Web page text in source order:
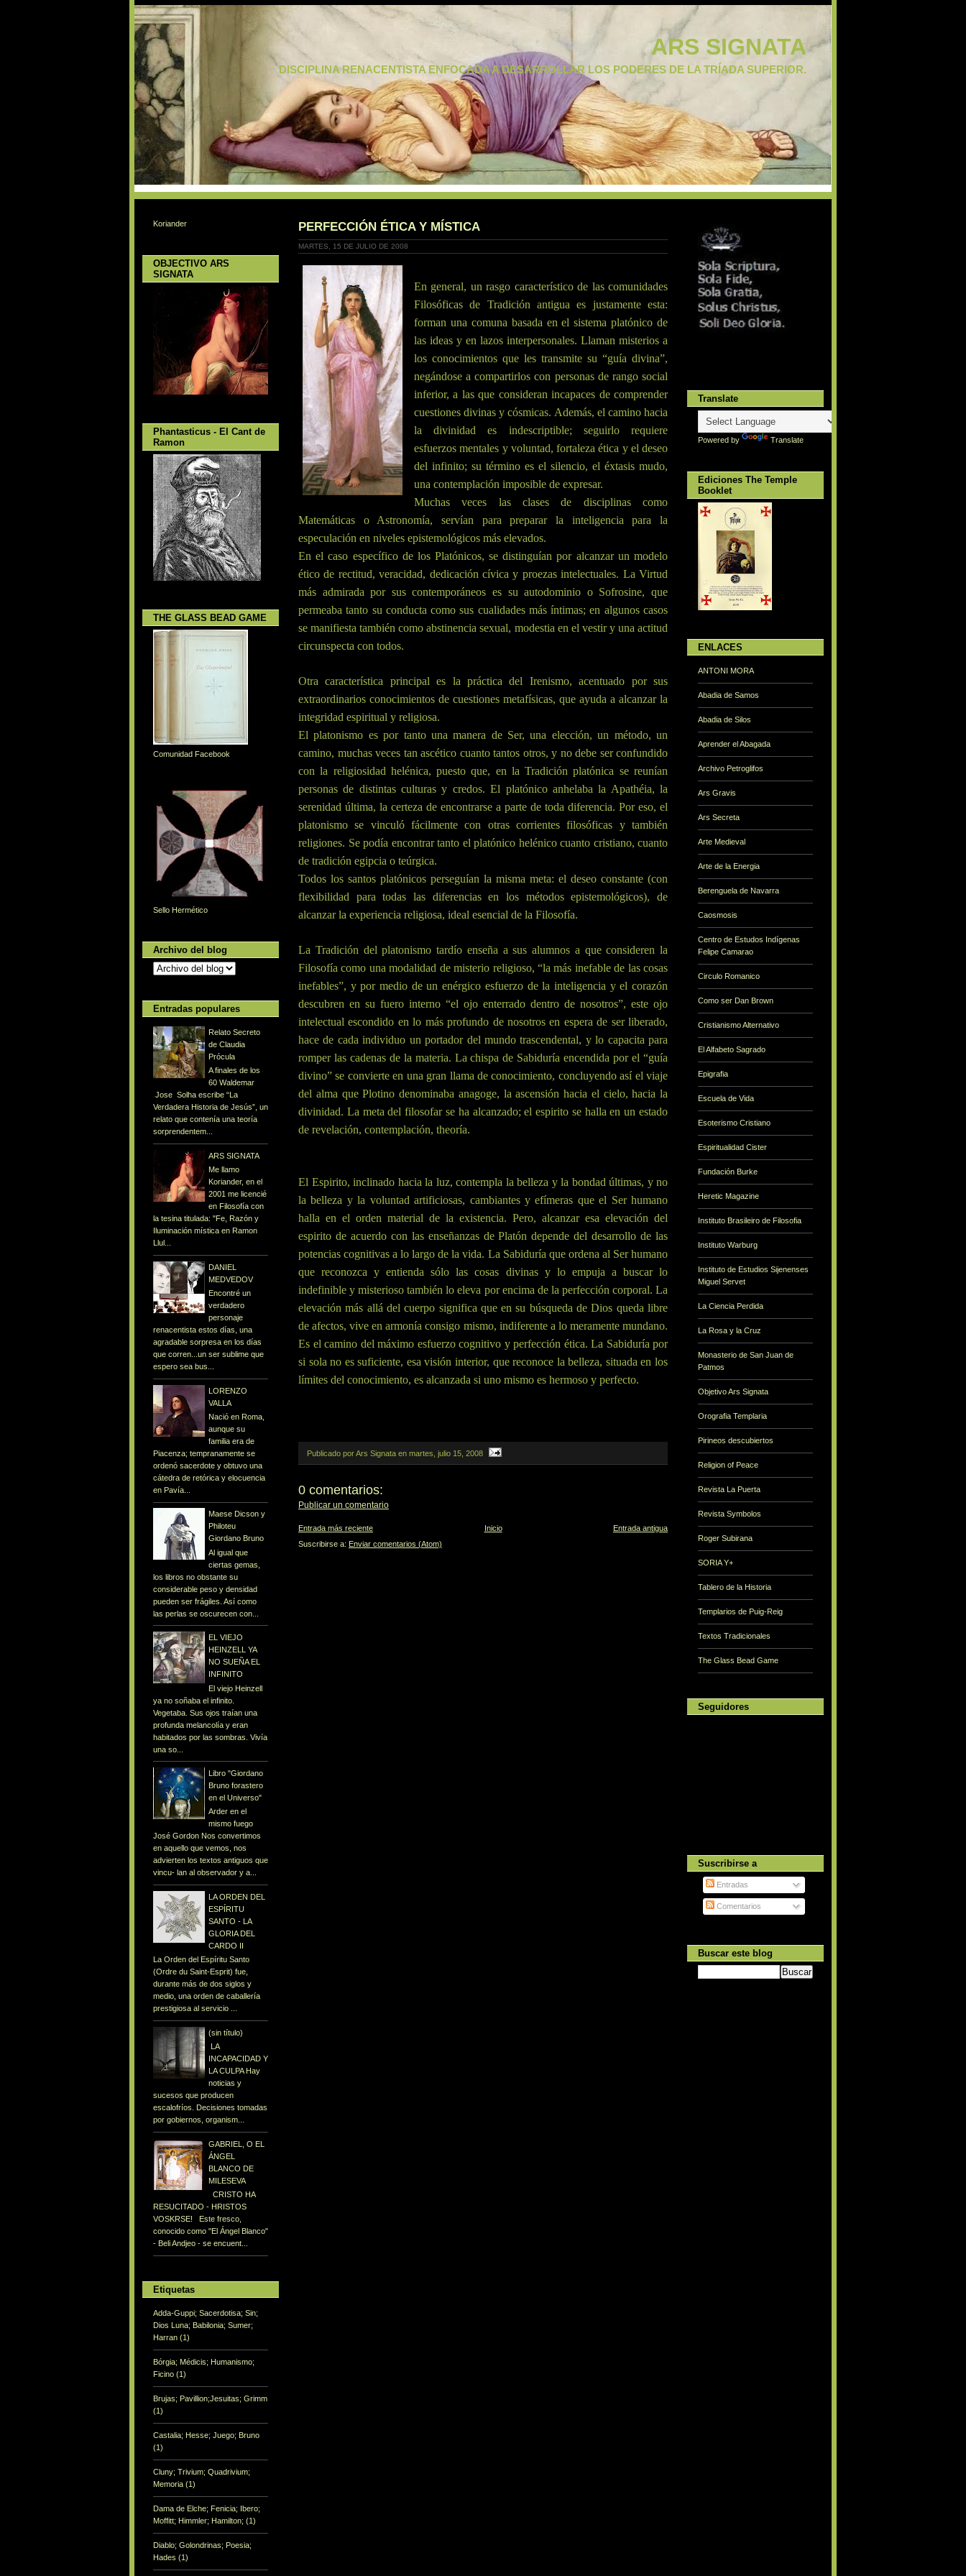
ARS SIGNATA
DISCIPLINA RENACENTISTA ENFOCADA A DESARROLLAR LOS PODERES DE LA TRÍADA SUPERIOR.
Koriander
OBJECTIVO ARS
SIGNATA
Phantasticus - El Cant de
Ramon
THE GLASS BEAD GAME
Comunidad Facebook
Sello Hermético
Archivo del blog
Entradas populares
Relato Secreto
de Claudia
Prócula
A finales de los
60 Waldemar
Jose Solha escribe “La
Verdadera Historia de Jesús”, un
relato que contenía una teoría
sorprendentem...
ARS SIGNATA
Me llamo
Koriander, en el
2001 me licencié
en Filosofía con
la tesina titulada: "Fe, Razón y
Iluminación mística en Ramon
Llul...
DANIEL
MEDVEDOV
Encontré un
verdadero
personaje
renacentista estos días, una
agradable sorpresa en los días
que corren...un ser sublime que
espero sea bus...
LORENZO
VALLA
Nació en Roma,
aunque su
familia era de
Piacenza; tempranamente se
ordenó sacerdote y obtuvo una
cátedra de retórica y elocuencia
en Pavía...
Maese Dicson y
Philoteu
Giordano Bruno
Al igual que
ciertas gemas,
los libros no obstante su
considerable peso y densidad
pueden ser frágiles. Así como
las perlas se oscurecen con...
EL VIEJO
HEINZELL YA
NO SUEÑA EL
INFINITO
El viejo Heinzell
ya no soñaba el infinito.
Vegetaba. Sus ojos traían una
profunda melancolía y eran
habitados por las sombras. Vivía
una so...
Libro "Giordano
Bruno forastero
en el Universo"
Arder en el
mismo fuego
José Gordon Nos convertimos
en aquello que vemos, nos
advierten los textos antiguos que
vincu- lan al observador y a...
LA ORDEN DEL
ESPÍRITU
SANTO - LA
GLORIA DEL
CARDO II
La Orden del Espíritu Santo
(Ordre du Saint-Esprit) fue,
durante más de dos siglos y
medio, una orden de caballería
prestigiosa al servicio ...
(sin título)
LA
INCAPACIDAD Y
LA CULPA Hay
noticias y
sucesos que producen
escalofríos. Decisiones tomadas
por gobiernos, organism...
GABRIEL, O EL
ÁNGEL
BLANCO DE
MILESEVA
CRISTO HA
RESUCITADO - HRISTOS
VOSKRSE! Este fresco,
conocido como "El Ángel Blanco"
- Beli Andjeo - se encuent...
Etiquetas
Adda-Guppi; Sacerdotisa; Sin;
Dios Luna; Babilonia; Sumer;
Harran (1)
Bórgia; Médicis; Humanismo;
Ficino (1)
Brujas; Pavillion;Jesuitas; Grimm
(1)
Castalia; Hesse; Juego; Bruno
(1)
Cluny; Trivium; Quadrivium;
Memoria (1)
Dama de Elche; Fenicia; Ibero;
Moffitt; Himmler; Hamilton; (1)
Diablo; Golondrinas; Poesia;
Hades (1)
PERFECCIÓN ÉTICA Y MÍSTICA
MARTES, 15 DE JULIO DE 2008
En general, un rasgo característico de las comunidades
Filosóficas de Tradición antigua es justamente esta:
forman una comuna basada en el sistema platónico de
las ideas y en lazos interpersonales. Llaman misterios a
los conocimientos que les transmite su “guía divina”,
negándose a compartirlos con personas de rango social
inferior, a las que consideran incapaces de comprender
cuestiones divinas y cósmicas. Además, el camino hacia
la divinidad es indescriptible; seguirlo requiere
esfuerzos mentales y voluntad, fortaleza ética y el deseo
del infinito; su término es el silencio, el éxtasis mudo,
una contemplación imposible de expresar.
Muchas veces las clases de disciplinas como
Matemáticas o Astronomía, servían para preparar la inteligencia para la
especulación en niveles epistemológicos más elevados.
En el caso específico de los Platónicos, se distinguían por alcanzar un modelo
ético de rectitud, veracidad, dedicación cívica y proezas intelectuales. La Virtud
más admirada por sus contemporáneos es su autodominio o Sofrosine, que
permeaba tanto su conducta como sus cualidades más íntimas; en algunos casos
se manifiesta también como abstinencia sexual, modestia en el vestir y una actitud
circunspecta con todos.
Otra característica principal es la práctica del Irenismo, acentuado por sus
extraordinarios conocimientos de cuestiones metafísicas, que ayuda a alcanzar la
integridad espiritual y religiosa.
El platonismo es por tanto una manera de Ser, una elección, un método, un
camino, muchas veces tan ascético cuanto tantos otros, y no debe ser confundido
con la religiosidad helénica, puesto que, en la Tradición platónica se reunían
personas de distintas culturas y credos. El platónico anhelaba la Apathéia, la
serenidad última, la certeza de encontrarse a parte de toda diferencia. Por eso, el
platonismo se vinculó fácilmente con otras corrientes filosóficas y también
religiones. Se podía encontrar tanto el platónico helénico cuanto cristiano, cuanto
de tradición egipcia o teúrgica.
Todos los santos platónicos perseguían la misma meta: el deseo constante (con
flexibilidad para todas las diferencias en los métodos epistemológicos), de
alcanzar la experiencia religiosa, ideal esencial de la Filosofía.
La Tradición del platonismo tardío enseña a sus alumnos a que consideren la
Filosofía como una modalidad de misterio religioso, “la más inefable de las cosas
inefables”, y por medio de un enérgico esfuerzo de la inteligencia y el corazón
descubren en su fuero interno “el ojo enterrado dentro de nosotros”, este ojo
intelectual escondido en lo más profundo de nosotros en espera de ser liberado,
hace de cada individuo un portador del mundo trascendental, y lo capacita para
romper las cadenas de la materia. La chispa de Sabiduría encendida por el “guía
divino” se convierte en una gran llama de conocimiento, concluyendo así el viaje
del alma que Plotino denominaba anagoge, la ascensión hacia el cielo, hacia la
divinidad. La meta del filosofar se ha alcanzado; el espirito se halla en un estado
de revelación, contemplación, theoría.
El Espirito, inclinado hacia la luz, contempla la belleza y la bondad últimas, y no
la belleza y la voluntad artificiosas, cambiantes y efímeras que el Ser humano
halla en el orden material de la existencia. Pero, alcanzar esa elevación del
espirito de acuerdo con las enseñanzas de Platón depende del desarrollo de las
potencias cognitivas a lo largo de la vida. La Sabiduría que ordena al Ser humano
que reconozca y entienda sólo las cosas divinas y lo empuja a buscar lo
indefinible y misterioso también lo eleva por encima de la perfección corporal. La
elevación más allá del cuerpo significa que en su búsqueda de Dios queda libre
de afectos, vive en armonía consigo mismo, indiferente a lo meramente mundano.
Es el camino del máximo esfuerzo cognitivo y perfección ética. La Sabiduría por
si sola no es suficiente, esa visión interior, que reconoce la belleza, situada en los
límites del conocimiento, es alcanzada si uno mismo es hermoso y perfecto.
Publicado por Ars Signata en martes, julio 15, 2008
0 comentarios:
Publicar un comentario
Entrada más reciente Entrada antigua
Inicio
Suscribirse a: Enviar comentarios (Atom)
Translate
Powered by Translate
Ediciones The Temple
Booklet
ENLACES
ANTONI MORA
Abadia de Samos
Abadia de Silos
Aprender el Abagada
Archivo Petroglifos
Ars Gravis
Ars Secreta
Arte Medieval
Arte de la Energia
Berenguela de Navarra
Caosmosis
Centro de Estudos Indígenas
Felipe Camarao
Circulo Romanico
Como ser Dan Brown
Cristianismo Alternativo
El Alfabeto Sagrado
Epigrafia
Escuela de Vida
Esoterismo Cristiano
Espiritualidad Cister
Fundación Burke
Heretic Magazine
Instituto Brasileiro de Filosofia
Instituto Warburg
Instituto de Estudios Sijenenses
Miguel Servet
La Ciencia Perdida
La Rosa y la Cruz
Monasterio de San Juan de
Patmos
Objetivo Ars Signata
Orografia Templaria
Pirineos descubiertos
Religion of Peace
Revista La Puerta
Revista Symbolos
Roger Subirana
SORIA Y+
Tablero de la Historia
Templarios de Puig-Reig
Textos Tradicionales
The Glass Bead Game
Seguidores
Suscribirse a
Entradas
Comentarios
Buscar este blog